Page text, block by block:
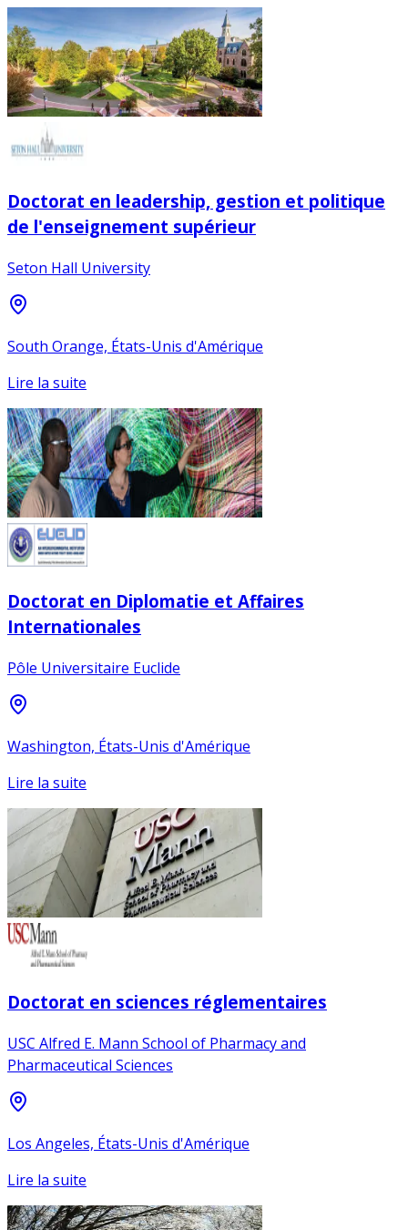
Doctorat en leadership, gestion et politique
de l'enseignement supérieur
Seton Hall University
South Orange, États-Unis d'Amérique
Lire la suite
Doctorat en Diplomatie et Affaires
Internationales
Pôle Universitaire Euclide
Washington, États-Unis d'Amérique
Lire la suite
Doctorat en sciences réglementaires
USC Alfred E. Mann School of Pharmacy and
Pharmaceutical Sciences
Los Angeles, États-Unis d'Amérique
Lire la suite